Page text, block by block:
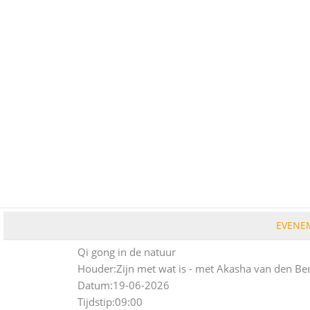
Qi gong in de natuur
Houder:Zijn met wat is - met Akasha van den
Datum:19-06-2026
Tijdstip:09:00